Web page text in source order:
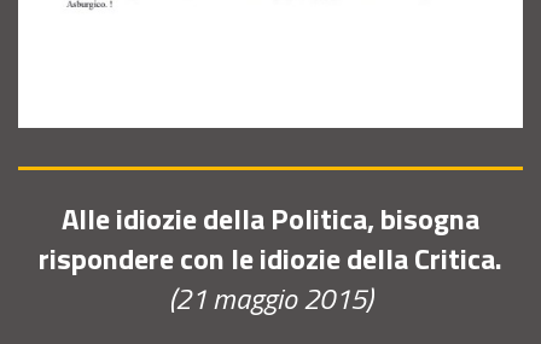
Alle idiozie della Politica, bisogna
rispondere con le idiozie della Critica.
(21 maggio 2015)